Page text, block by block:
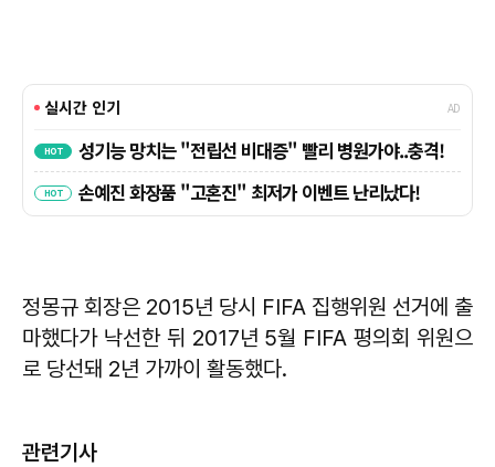
정몽규 회장은 2015년 당시 FIFA 집행위원 선거에 출
마했다가 낙선한 뒤 2017년 5월 FIFA 평의회 위원으
로 당선돼 2년 가까이 활동했다.
관련기사